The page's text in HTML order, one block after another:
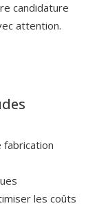
candidature
attention.
fabrication
les coûts